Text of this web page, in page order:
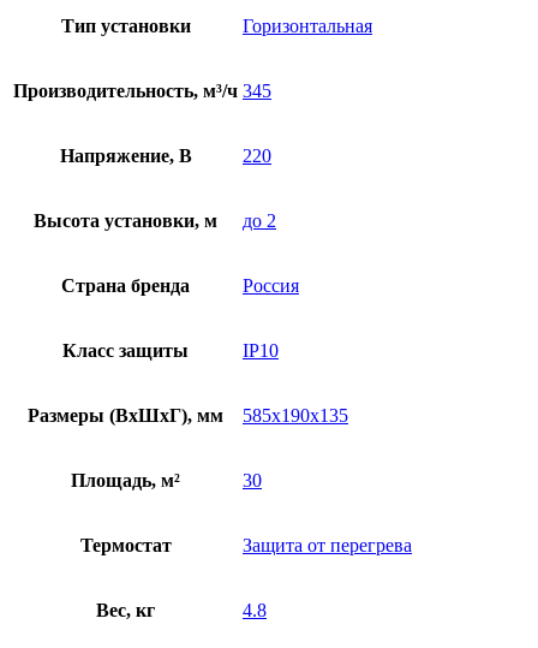
Тип установки Горизонтальная
Производительность, м³/ч 345
Напряжение, В 220
Высота установки, м до 2
Страна бренда Россия
Класс защиты IP10
Размеры (ВхШхГ), мм 585х190х135
Площадь, м² 30
Термостат Защита от перегрева
Вес, кг 4.8